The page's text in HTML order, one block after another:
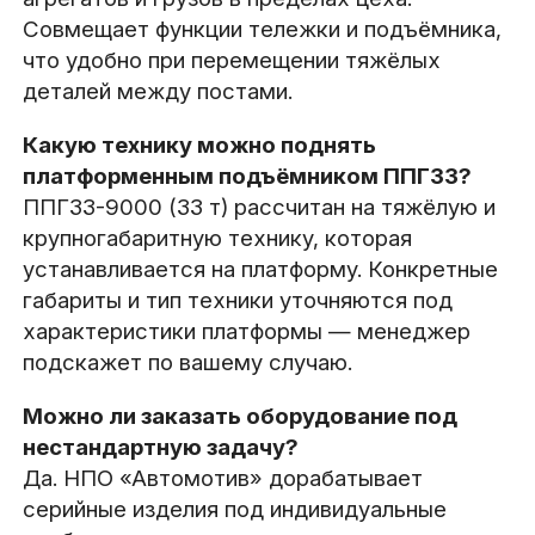
Совмещает функции тележки и подъёмника,
что удобно при перемещении тяжёлых
деталей между постами.
Какую технику можно поднять
платформенным подъёмником ППГ33?
ППГ33-9000 (33 т) рассчитан на тяжёлую и
крупногабаритную технику, которая
устанавливается на платформу. Конкретные
габариты и тип техники уточняются под
характеристики платформы — менеджер
подскажет по вашему случаю.
Можно ли заказать оборудование под
нестандартную задачу?
Да. НПО «Автомотив» дорабатывает
серийные изделия под индивидуальные